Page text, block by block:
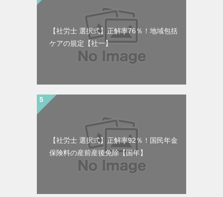
【社労士 選択式】正解率76％！地域包括
ケアの規定【社一】
【社労士 選択式】正解率92％！国民年金
保険料の産前産後免除【国年】